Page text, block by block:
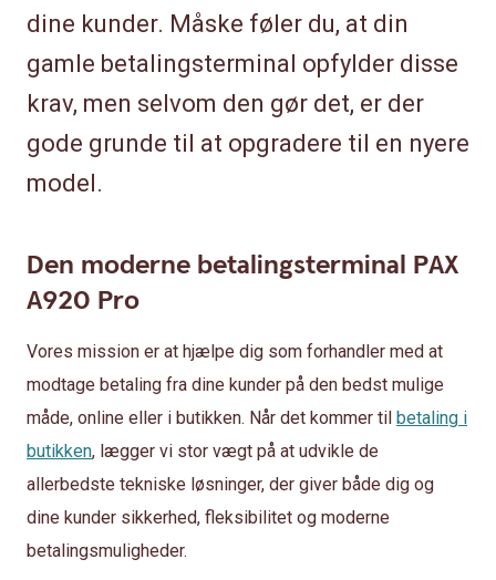
dine kunder. Måske føler du, at din
gamle betalingsterminal opfylder disse
krav, men selvom den gør det, er der
gode grunde til at opgradere til en nyere
model.
Den moderne betalingsterminal PAX
A920 Pro
Vores mission er at hjælpe dig som forhandler med at
modtage betaling fra dine kunder på den bedst mulige
måde, online eller i butikken. Når det kommer til betaling i
butikken, lægger vi stor vægt på at udvikle de
allerbedste tekniske løsninger, der giver både dig og
dine kunder sikkerhed, fleksibilitet og moderne
betalingsmuligheder.